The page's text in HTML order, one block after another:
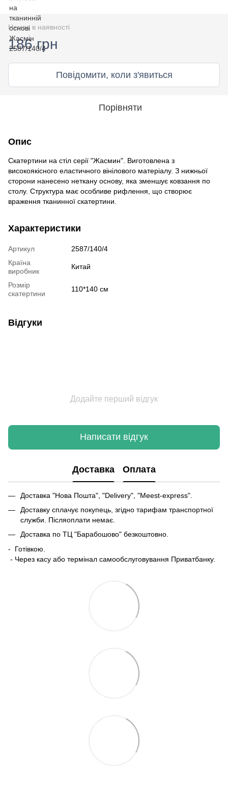
Немає в наявності
186 грн
Повідомити, коли з'явиться
Порівняти
Опис
Скатертини на стіл серії "Жасмин". Виготовлена з
високоякісного еластичного вінілового матеріалу. З нижньої
сторони нанесено неткану основу, яка зменшує ковзання по
столу. Структура має особливе рифлення, що створює
враження тканинної скатертини.
Характеристики
Артикул
2587/140/4
Країна
виробник
Китай
Розмір
скатертини
110*140 см
Відгуки
Додайте перший відгук
Написати відгук
Доставка Оплата
Доставка "Нова Пошта", "Delivery", "Meest-express".
Доставку сплачує покупець, згідно тарифам транспортної
служби. Післяоплати немає.
Доставка по ТЦ "Барабошово" безкоштовно.
- Готівкою.
- Через касу або термінал самообслуговування Приватбанку.